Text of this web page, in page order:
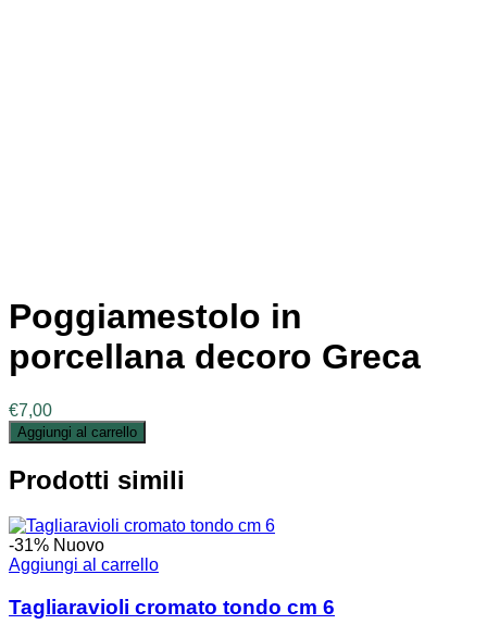
Poggiamestolo in
porcellana decoro Greca
€7,00
Aggiungi al carrello
Prodotti simili
-31% Nuovo
Aggiungi al carrello
Tagliaravioli cromato tondo cm 6